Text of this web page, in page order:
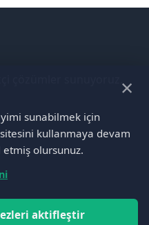
çözümler sunuyoruz. ×
sunabilmek için
kullanmaya devam
etmiş olursunuz.
aktifleştir